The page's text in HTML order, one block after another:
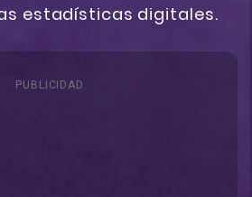
estadísticas digitales.
PUBLICIDAD